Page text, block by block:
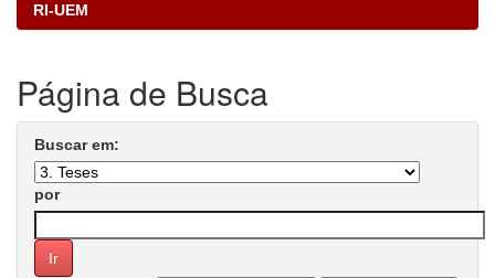
RI-UEM
Página de Busca
Buscar em:
por